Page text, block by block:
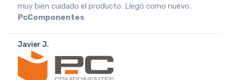
muito agradeço. Recomendo o vendedor.Fnac
Portugal
João A.